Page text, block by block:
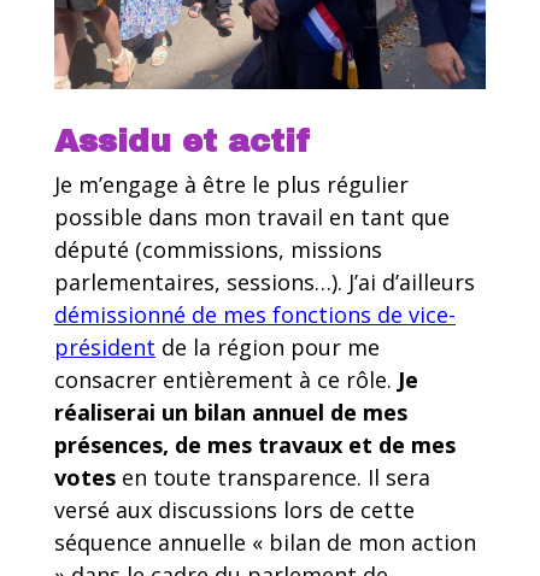
Assidu et actif
Je m’engage à être le plus régulier
possible dans mon travail en tant que
député (commissions, missions
parlementaires, sessions…). J’ai d’ailleurs
démissionné de mes fonctions de vice-
président de la région pour me
consacrer entièrement à ce rôle. Je
réaliserai un bilan annuel de mes
présences, de mes travaux et de mes
votesen toute transparence. Il sera
versé aux discussions lors de cette
séquence annuelle « bilan de mon action